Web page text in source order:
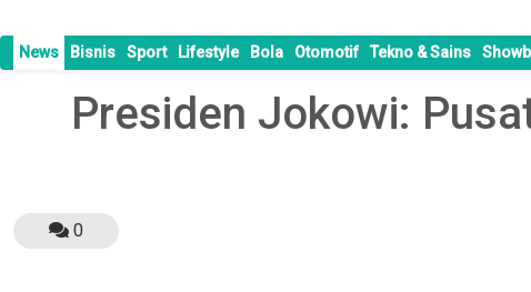
News Bisnis Sport Lifestyle Bola Otomotif Tekno & Sains
Presiden Jokowi:
0